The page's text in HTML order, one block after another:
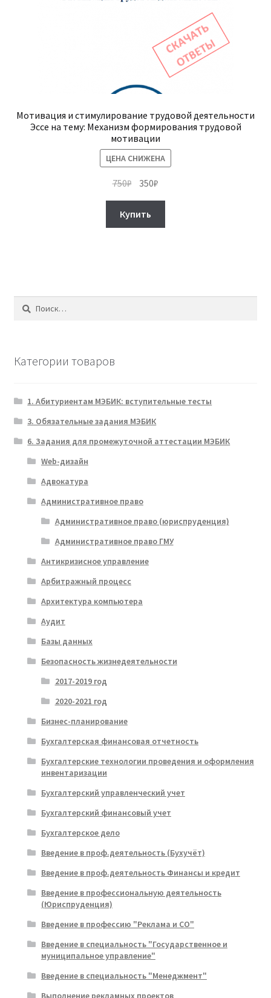
Мотивация и стимулирование трудовой деятельности
Эссе на тему: Механизм формирования трудовой
мотивации
ЦЕНА СНИЖЕНА
750₽ Первоначальная
цена
составляла
750₽.
350₽
цена:
Купить
Найти:
Категории товаров
1. Абитуриентам МЭБИК: вступительные тесты
3. Обязательные задания МЭБИК
6. Задания для промежуточной аттестации МЭБИК
Web-дизайн
Адвокатура
Административное право
Административное право (юриспруденция)
Административное право ГМУ
Антикризисное управление
Арбитражный процесс
Архитектура компьютера
Аудит
Базы данных
Безопасность жизнедеятельности
2017-2019 год
2020-2021 год
Бизнес-планирование
Бухгалтерская финансовая отчетность
Бухгалтерские технологии проведения и оформления
инвентаризации
Бухгалтерский управленческий учет
Бухгалтерский финансовый учет
Бухгалтерское дело
Введение в проф.деятельность (Бухучёт)
Введение в проф.деятельность Финансы и кредит
Введение в профессиональную деятельность
(Юриспруденция)
Введение в профессию "Реклама и СО"
Введение в специальность "Государственное и
муниципальное управление"
Введение в специальность "Менеджмент"
Выполнение рекламных проектов